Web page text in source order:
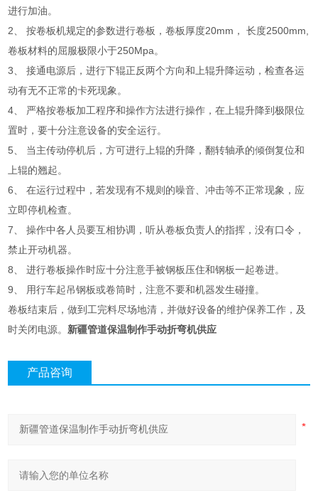
进行加油。
2
按卷板机规定的参数进行卷板，卷板厚度20mm ， 长度2500mm,
卷板材料的屈服极限小于250Mpa。
3
接通电源后，进行下辊正反两个方向和上辊升降运动，检查各运
动有无不正常的卡死现象。
4
严格按卷板加工程序和操作方法进行操作，在上辊升降到极限位
置时，要十分注意设备的安全运行。
5
当主传动停机后，方可进行上辊的升降，翻转轴承的倾倒复位和
上辊的翘起。
6
在运行过程中，若发现有不规则的噪音、冲击等不正常现象，应
立即停机检查。
7
操作中各人员要互相协调，听从卷板负责人的指挥，没有口令，
禁止开动机器。
8
进行卷板操作时应十分注意手被钢板压住和钢板一起卷进。
9
用行车起吊钢板或卷筒时，注意不要和机器发生碰撞。
卷板结束后，做到工完料尽场地清，并做好设备的维护保养工作，及
时关闭电源。 新疆管道保温制作手动折弯机供应
产品咨询